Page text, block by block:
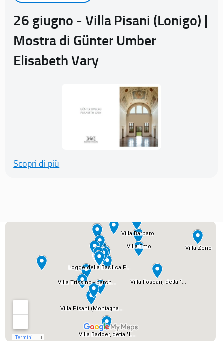
26 giugno - Villa Pisani (Lonigo) |
Mostra di Günter Umber
Elisabeth Vary
Scopri di più